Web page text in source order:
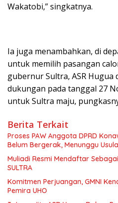
Wakatobi,” singkatnya.
Ia juga menambahkan, di
untuk memilih pasangan
gubernur Sultra, ASR
dukungan pada tanggal 27
untuk Sultra maju,
Berita Terkait
Proses PAW Anggota DPRD
Belum Bergerak, Menunggu
Muliadi Resmi Mendaftar Sebagai
SULTRA
Komitmen Perjuangan, GMNI
Pemira UHO